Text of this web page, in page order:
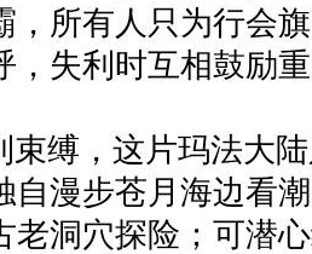
，所有人只为行会
，失利时互相鼓励
束缚，这片玛法大
自漫步苍月海边看
老洞穴探险；可潜